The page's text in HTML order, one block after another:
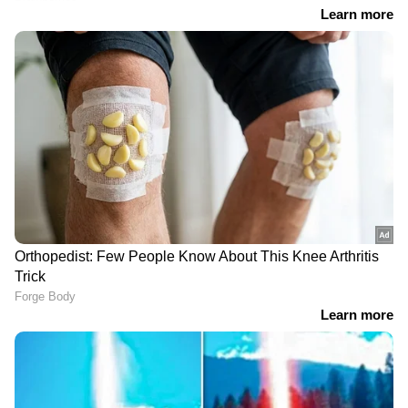
RECOMMENDED STORIES